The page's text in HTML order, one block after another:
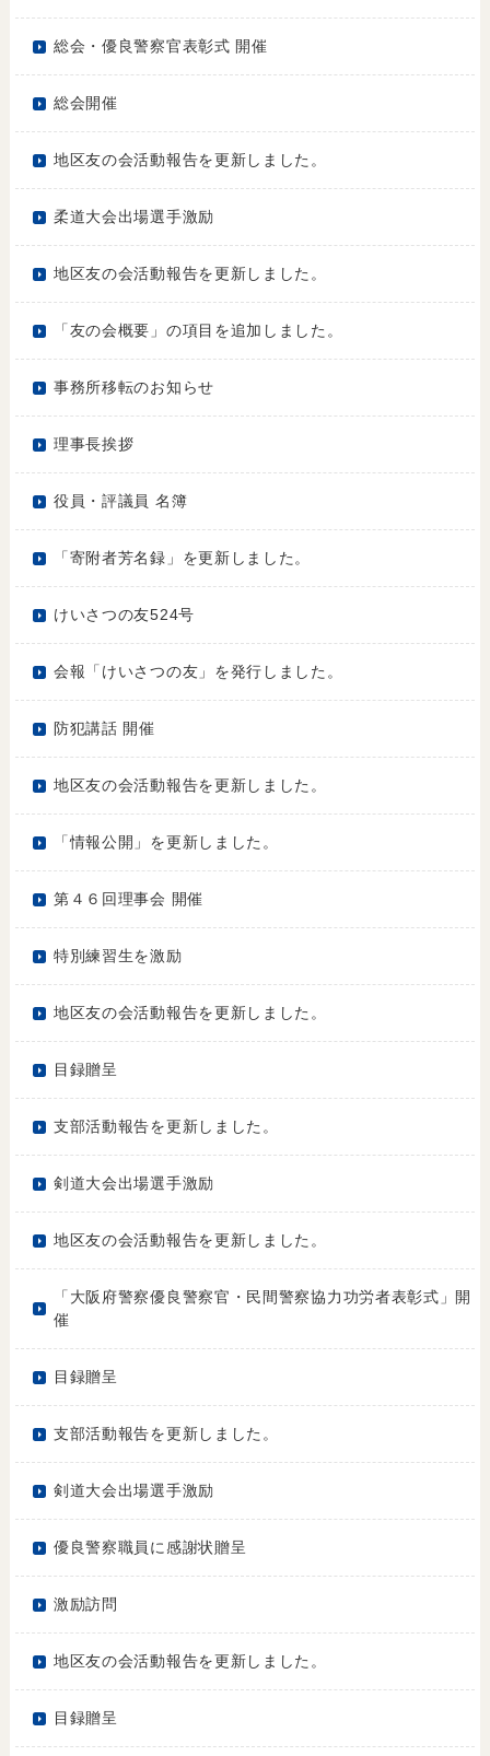
総会・優良警察官表彰式 開催
総会開催
地区友の会活動報告を更新しました。
柔道大会出場選手激励
地区友の会活動報告を更新しました。
「友の会概要」の項目を追加しました。
事務所移転のお知らせ
理事長挨拶
役員・評議員 名簿
「寄附者芳名録」を更新しました。
けいさつの友524号
会報「けいさつの友」を発行しました。
防犯講話 開催
地区友の会活動報告を更新しました。
「情報公開」を更新しました。
第４６回理事会 開催
特別練習生を激励
地区友の会活動報告を更新しました。
目録贈呈
支部活動報告を更新しました。
剣道大会出場選手激励
地区友の会活動報告を更新しました。
「大阪府警察優良警察官・民間警察協力功労者表彰式」開
催
目録贈呈
支部活動報告を更新しました。
剣道大会出場選手激励
優良警察職員に感謝状贈呈
激励訪問
地区友の会活動報告を更新しました。
目録贈呈